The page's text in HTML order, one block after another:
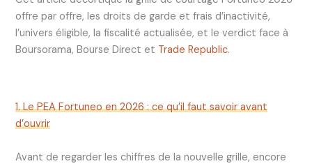
offre par offre, les droits de garde et frais d’inactivité,
l’univers éligible, la fiscalité actualisée, et le verdict face à
Boursorama, Bourse Direct et Trade Republic.
1. Le PEA Fortuneo en 2026 : ce qu’il faut savoir avant
d’ouvrir
Avant de regarder les chiffres de la nouvelle grille, encore